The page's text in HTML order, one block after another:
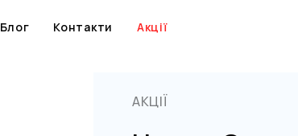
to
Блог Контакти Акції
АКЦІЇ